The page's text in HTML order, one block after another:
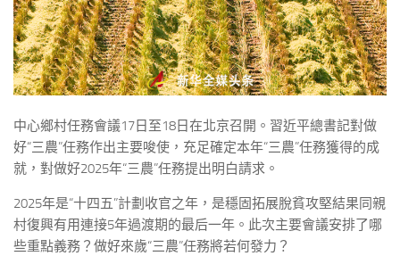
中心鄉村任務會議17日至18日在北京召開。習近平總書記對做
好“三農”任務作出主要唆使，充足確定本年“三農”任務獲得的成
就，對做好2025年“三農”任務提出明白請求。
2025年是“十四五”計劃收官之年，是穩固拓展脫貧攻堅結果同親
村復興有用連接5年過渡期的最后一年。此次主要會議安排了哪
些重點義務？做好來歲“三農”任務將若何發力？